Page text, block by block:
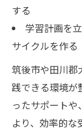
する
学習計画を
サイクルを作る
筑後市や田川郡
践できる環境が
ったサポート
より、効率的な